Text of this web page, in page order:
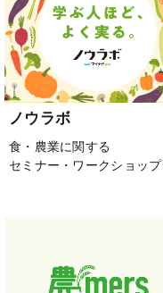
ノウラボ
食・農業に関する
セミナー・ワークショップ